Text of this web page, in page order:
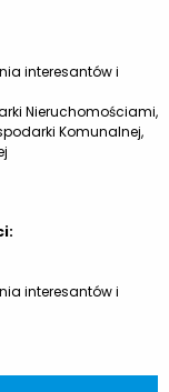
interesantów i
Nieruchomościami,
Komunalnej,
interesantów i